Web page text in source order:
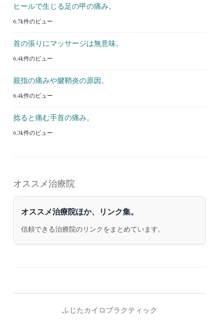
ヒールで生じる足の甲の痛み。
6.7k件のビュー
首の張りにマッサージは無意味。
6.4k件のビュー
親指の痛みや腱鞘炎の原因。
6.4k件のビュー
捻ると痛む手首の痛み。
6.3k件のビュー
オススメ治療院
オススメ治療院ほか、リンク集。
信頼できる治療院のリンクをまとめています。
ふじたカイロプラクティック